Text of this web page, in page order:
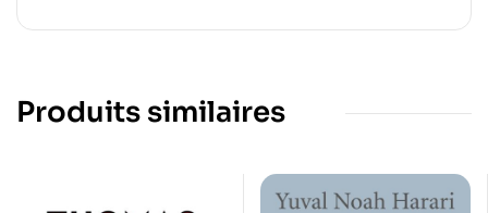
Produits similaires